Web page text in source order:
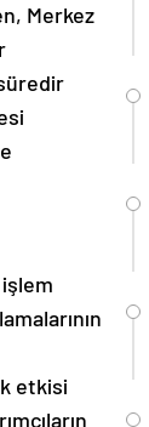
Merkez
etkisi